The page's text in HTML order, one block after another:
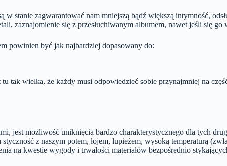
w stanie zagwarantować nam mniejszą bądź większą intymność,
zaznajomienie się z przesłuchiwanym albumem, nawet jeśli się
powinien być jak najbardziej dopasowany do:
tak wielka, że każdy musi odpowiedzieć sobie przynajmniej na
jest możliwość uniknięcia bardzo charakterystycznego dla tych
z naszym potem, łojem, łupieżem, wysoką temperaturą
na kwestie wygody i trwałości materiałów bezpośrednio